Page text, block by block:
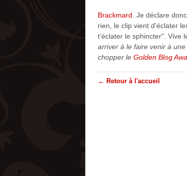
Brackmard . Je déclare
rien, le clip vient d'éclater
t'éclater le sphincter". Vive
arriver à le faire venir à
chopper le Golden Blog
← Retour à l'accueil